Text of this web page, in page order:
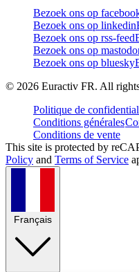
Bezoek ons op
Bezoek ons op linkedin
Bezoek ons op rss-feed
Bezoek ons op
Bezoek ons op bluesky
© 2026 Euractiv FR. All
Politique de
Conditions générales
Conditions de vente
This site is protected by
Policy and Terms of Service
Français